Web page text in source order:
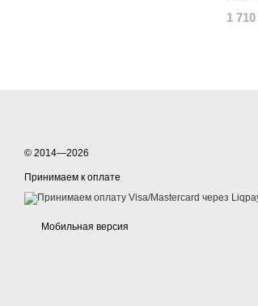
1 710
© 2014—2026
Принимаем к оплате
Мобильная версия